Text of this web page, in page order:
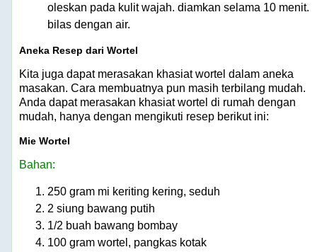
oleskan pada kulit wajah. diamkan selama 10 menit.
bilas dengan air.
Aneka Resep dari Wortel
Kita juga dapat merasakan khasiat wortel dalam aneka
masakan. Cara membuatnya pun masih terbilang mudah.
Anda dapat merasakan khasiat wortel di rumah dengan
mudah, hanya dengan mengikuti resep berikut ini:
Mie Wortel
Bahan:
250 gram mi keriting kering, seduh
2 siung bawang putih
1/2 buah bawang bombay
100 gram wortel, pangkas kotak